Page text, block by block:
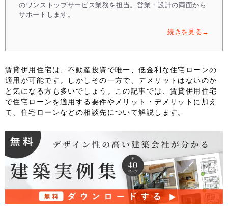
のワンストップサービス業務を担当。営業・設計の両面から
サポートします。
続きを見る→
賃貸併用住宅は、不動産投資で唯一、低金利な住宅ローンの
適用が可能です。しかしその一方で、デメリットはないのか
と気になる方も多いでしょう。この記事では、賃貸併用住宅
で住宅ローンを適用する要件やメリット・デメリットに加え
て、住宅ローンなどの相談先について解説します。